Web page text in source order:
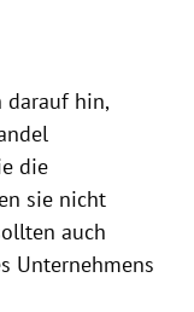
darauf hin,
die
sie nicht
auch
Unternehmens